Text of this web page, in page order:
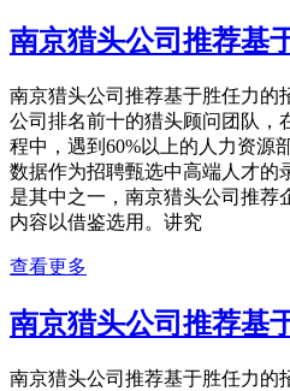
南京猎头公司推荐基
南京猎头公司推荐基于胜任力的
公司排名前十的猎头顾问团队，
程中，遇到60%以上的人力资源
数据作为招聘甄选中高端人才的
是其中之一，南京猎头公司推荐
内容以借鉴选用。讲究
查看更多
南京猎头公司推荐基
南京猎头公司推荐基于胜任力的